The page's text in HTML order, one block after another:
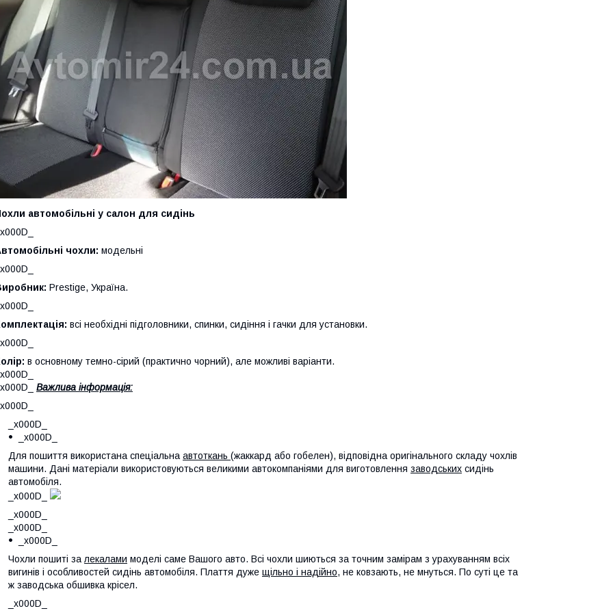
автомобільні у салон для сидінь
чохли: модельні
Prestige, Україна.
всі необхідні підголовники, спинки, сидіння і гачки для установки.
в основному темно-сірий (практично чорний), але можливі варіанти.
Важлива інформація:
_x000D_
_x000D_
Для пошиття використана спеціальна автоткань (жаккард або гобелен), відповідна оригінального складу чохлів
машини. Дані матеріали використовуються великими автокомпаніями для виготовлення заводських сидінь
автомобіля.
_x000D_
_x000D_
_x000D_
_x000D_
Чохли пошиті за лекалами моделі саме Вашого авто. Всі чохли шиються за точним замірам з урахуванням всіх
вигинів і особливостей сидінь автомобіля. Плаття дуже щільно і надійно, не ковзають, не мнуться. По суті це та
ж заводська обшивка крісел.
_x000D_